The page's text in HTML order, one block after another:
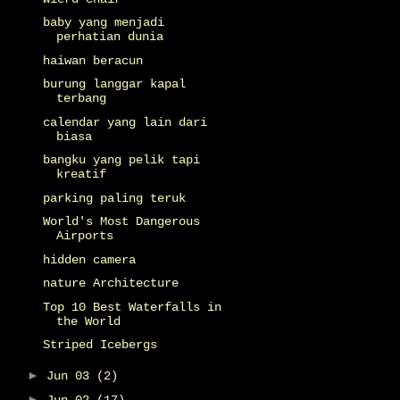
baby yang menjadi
perhatian dunia
haiwan beracun
burung langgar kapal
terbang
calendar yang lain dari
biasa
bangku yang pelik tapi
kreatif
parking paling teruk
World's Most Dangerous
Airports
hidden camera
nature Architecture
Top 10 Best Waterfalls in
the World
Striped Icebergs
► Jun 03
(2)